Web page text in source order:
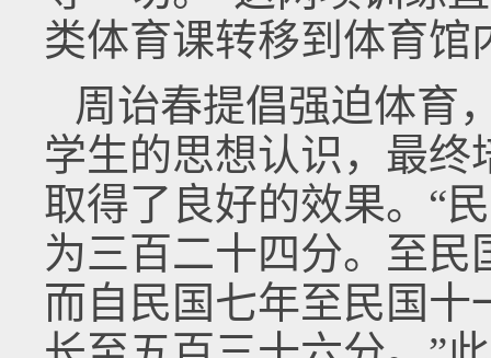
类体育课转移到体育馆
周诒春提倡强迫体育
学生的思想认识，最
取得了良好的效果。“
为三百二十四分。至
而自民国七年至民国